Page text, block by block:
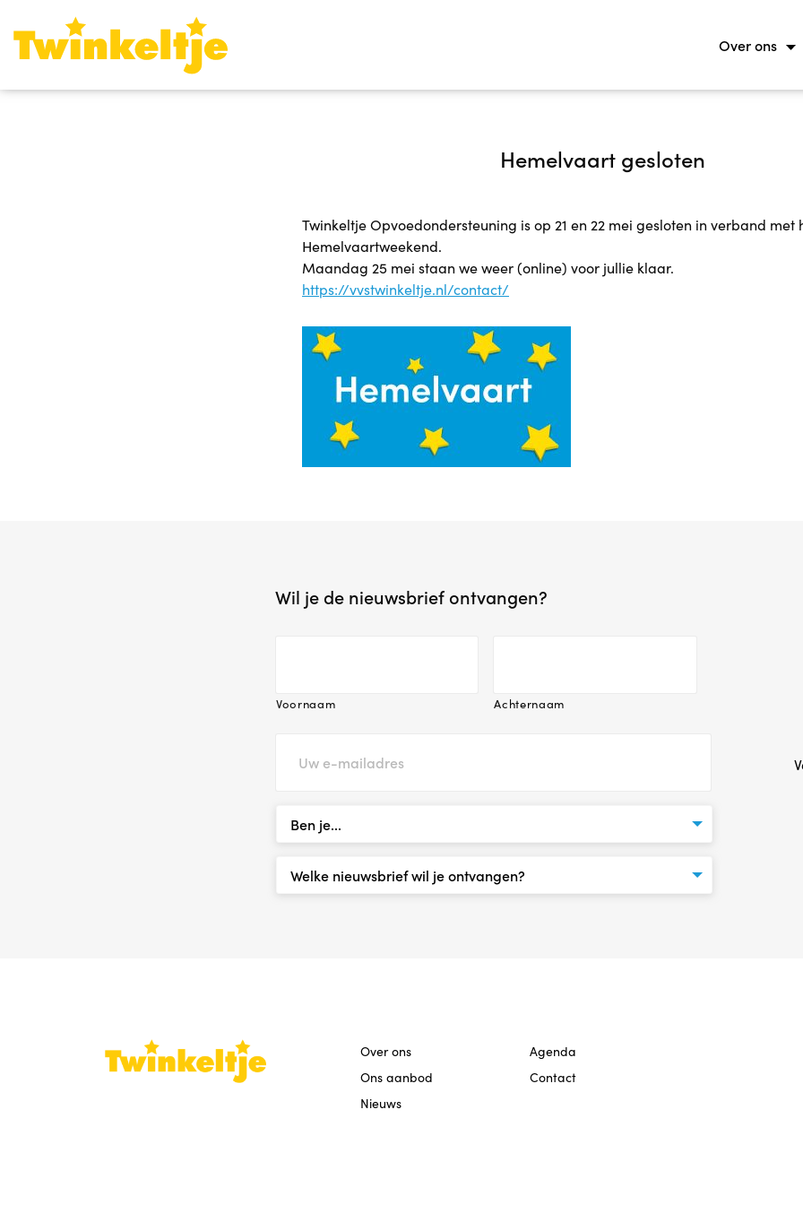
Over ons
Hemelvaart gesloten
Twinkeltje Opvoedondersteuning is op 21 en 22 mei gesloten in verband met
Hemelvaartweekend.
Maandag 25 mei staan we weer (online) voor jullie klaar.
https://vvstwinkeltje.nl/contact/
Wil je de nieuwsbrief ontvangen?
Voornaam Achternaam
Over ons
Ons aanbod
Nieuws
Agenda
Contact